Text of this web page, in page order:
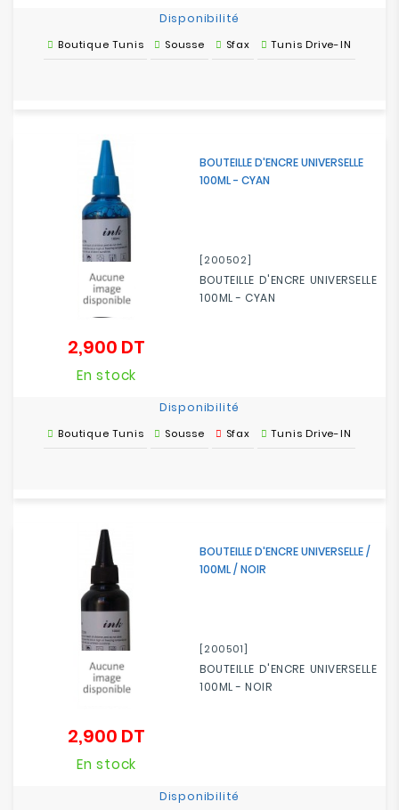
Disponibilité
Boutique Tunis Sousse Sfax Tunis Drive-IN
BOUTEILLE D'ENCRE UNIVERSELLE
100ML - CYAN
[200502]
BOUTEILLE D'ENCRE UNIVERSELLE
100ML - CYAN
2,900 DT
En stock
Disponibilité
Boutique Tunis Sousse Sfax Tunis Drive-IN
BOUTEILLE D'ENCRE UNIVERSELLE /
100ML / NOIR
[200501]
BOUTEILLE D'ENCRE UNIVERSELLE
100ML - NOIR
2,900 DT
En stock
Disponibilité